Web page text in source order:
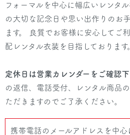
フォーマルを中心に幅広いレンタ
の大切な記念日や思い出作りのお
ます。 良質でお客様に安心してご
配レンタル衣装を目指しております
定休日は営業カレンダーをご確認下
の返信、電話受付、レンタル商品
ただきますのでご了承ください。
携帯電話のメールアドレスを中